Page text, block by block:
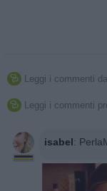
 Leggi i commenti
 Leggi i commenti
isabel: